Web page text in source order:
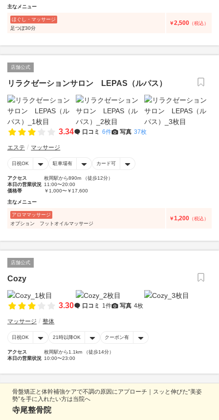
主なメニュー
ほぐし・マッサージ
足つぼ30分
￥2,500 （税込）
店舗公式
リラクゼーションサロン LEPAS（ルパス）
3.34 口コミ 6件 写真 37枚
エステ マッサージ
日祝OK 駐車場有 カード可
アクセス
枚岡駅から890m （徒歩12分）
本日の営業状況 11:00〜20:00
価格帯
￥1,000〜￥17,600
主なメニュー
アロママッサージ
オプション フットオイルマッサージ
￥1,200 （税込）
店舗公式
Cozy
3.30 口コミ 1件 写真 4枚
マッサージ 整体
日祝OK 21時以降OK クーポン有
アクセス
枚岡駅から1.1km （徒歩14分）
本日の営業状況 10:00〜23:00
骨盤矯正と体幹補強ケアで不調の原因にアプローチ｜スッと伸びた“美姿
勢”を手に入れたい方は当院へ
寺尾整骨院